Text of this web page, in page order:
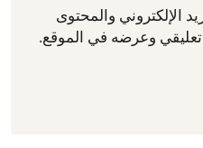
الإلكتروني والمحتوى
وعرضه في الموقع.